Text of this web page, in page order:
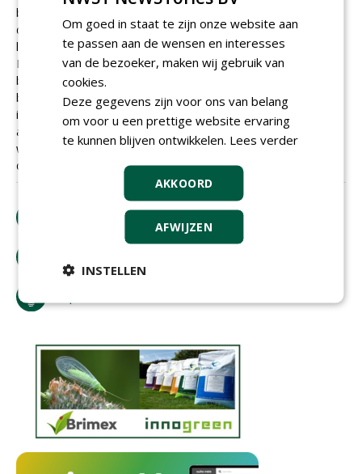
boomverzorgers die de boom onderhouden. Bovendien is
de ecologische waarde van de plataan nagenoeg nihil. Er
leven geen insecten in, want het is een exoot.
Indrukwekkend is hij zeker, maar ik denk dat het
belangrijker is om kinderen ervan bewust te maken dat
bomen belangrijk zijn en dan vooral de bomen die veel
insecten trekken. De boomverzorgers verdienen hier goed
aan en dat mag. Extra groeiruiomte juich ik toe, maar
wees vooral voorzichtig met al te veel jubel- en juich over
de plataan. Plant ze met mate.
download artikel
Om goed in staat te zijn onze website aan
te passen aan de wensen en interesses
van de bezoeker, maken wij gebruik van
cookies.
Deze gegevens zijn voor ons van belang
om voor u een prettige website ervaring
te kunnen blijven ontwikkelen. Lees verder
AKKOORD
AFWIJZEN
INSTELLEN